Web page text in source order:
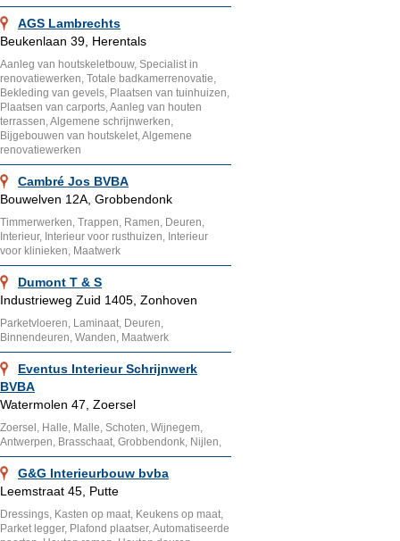
AGS Lambrechts
Beukenlaan 39, Herentals
Aanleg van houtskeletbouw, Specialist in
renovatiewerken, Totale badkamerrenovatie,
Bekleding van gevels, Plaatsen van tuinhuizen,
Plaatsen van carports, Aanleg van houten
terrassen, Algemene schrijnwerken,
Bijgebouwen van houtskelet, Algemene
renovatiewerken
Cambré Jos BVBA
Bouwelven 12A, Grobbendonk
Timmerwerken, Trappen, Ramen, Deuren,
Interieur, Interieur voor rusthuizen, Interieur
voor klinieken, Maatwerk
Dumont T & S
Industrieweg Zuid 1405, Zonhoven
Parketvloeren, Laminaat, Deuren,
Binnendeuren, Wanden, Maatwerk
Eventus Interieur Schrijnwerk
BVBA
Watermolen 47, Zoersel
Zoersel, Halle, Malle, Schoten, Wijnegem,
Antwerpen, Brasschaat, Grobbendonk, Nijlen,
G&G Interieurbouw bvba
Leemstraat 45, Putte
Dressings, Kasten op maat, Keukens op maat,
Parket legger, Plafond plaatser, Automatiseerde